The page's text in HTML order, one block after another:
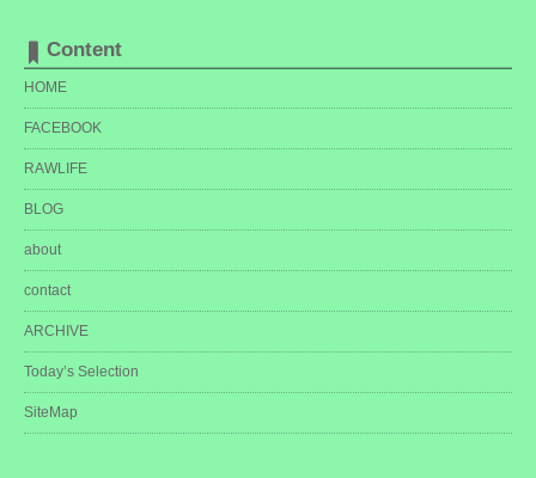
Content
HOME
FACEBOOK
RAWLIFE
BLOG
about
contact
ARCHIVE
Today’s Selection
SiteMap